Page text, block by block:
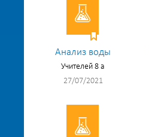
Анализ воды
Учителей 8 а
27/07/2021